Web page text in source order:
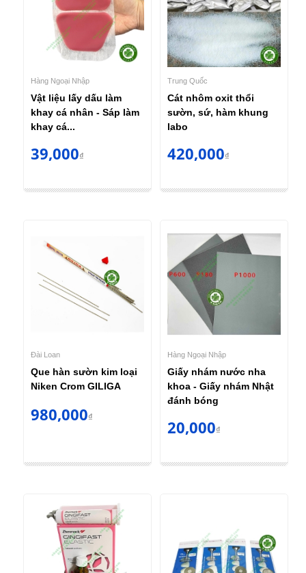
Hàng Ngoại Nhập
Vật liệu lấy dấu làm
khay cá nhân - Sáp làm
khay cá...
39,000₫
Trung Quốc
Cát nhôm oxit thổi
sườn, sứ, hàm khung
labo
420,000₫
Đài Loan
Que hàn sườn kim loại
Niken Crom GILIGA
980,000₫
Hàng Ngoại Nhập
Giấy nhám nước nha
khoa - Giấy nhám Nhật
đánh bóng
20,000₫